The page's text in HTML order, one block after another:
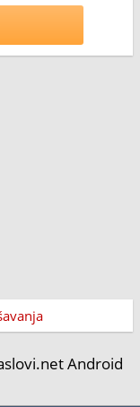
Android